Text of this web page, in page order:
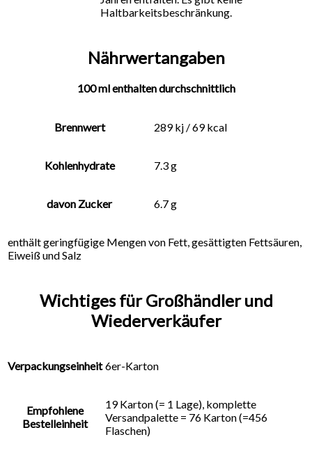
Haltbarkeitsbeschränkung.
Nährwertangaben
100 ml enthalten durchschnittlich
Brennwert 289 kj / 69 kcal
Kohlenhydrate 7.3 g
davon Zucker 6.7 g
enthält geringfügige Mengen von Fett, gesättigten Fettsäuren,
Eiweiß und Salz
Wichtiges für Großhändler und
Wiederverkäufer
Verpackungseinheit 6er-Karton
Empfohlene
Bestelleinheit
19 Karton (= 1 Lage), komplette
Versandpalette = 76 Karton (=456
Flaschen)